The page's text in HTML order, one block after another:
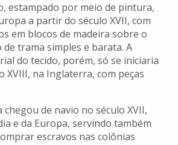
estampado por meio de pintura,
a partir do século XVII, com
em blocos de madeira sobre o
trama simples e barata. A
do tecido, porém, só se iniciaria
XVIII, na Inglaterra, com peças
chegou de navio no século XVII,
e da Europa, servindo também
escravos nas colônias